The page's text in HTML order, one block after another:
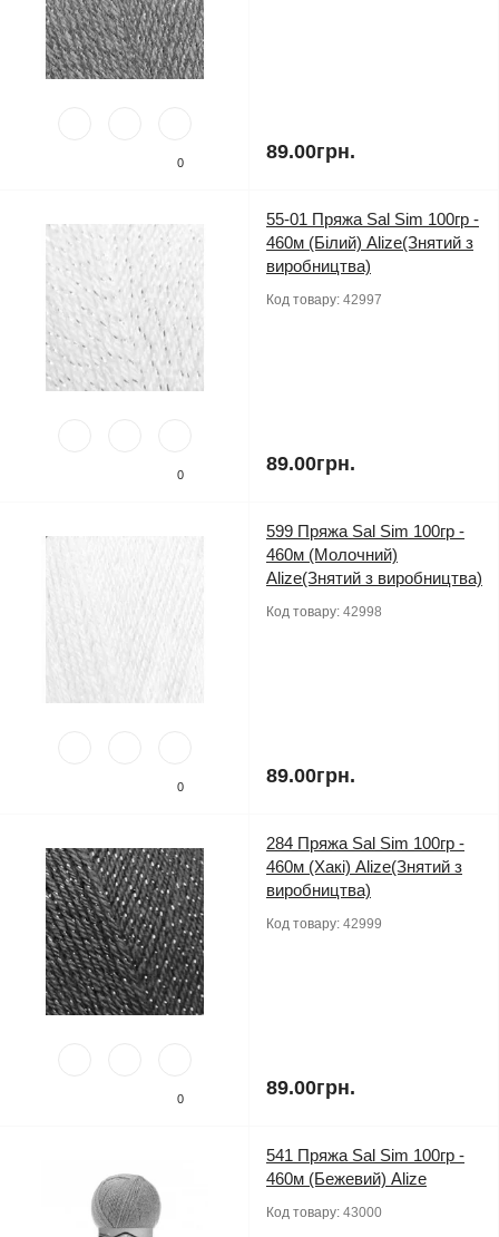
0 89.00грн.
0
55-01 Пряжа Sal Sim 100гр -
460м (Білий) Alize(Знятий з
виробництва)
Код товару: 42997
89.00грн.
0
599 Пряжа Sal Sim 100гр -
460м (Молочний)
Alize(Знятий з виробництва)
Код товару: 42998
89.00грн.
0
284 Пряжа Sal Sim 100гр -
460м (Хакі) Alize(Знятий з
виробництва)
Код товару: 42999
89.00грн.
541 Пряжа Sal Sim 100гр -
460м (Бежевий) Alize
Код товару: 43000